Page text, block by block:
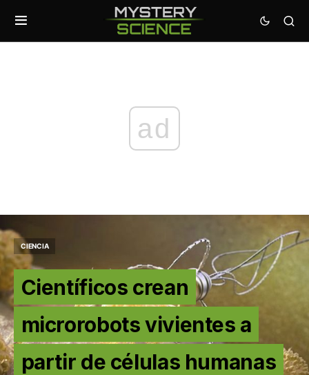
ad
CIENCIA
Científicos crean
microrobots vivientes a
partir de células humanas